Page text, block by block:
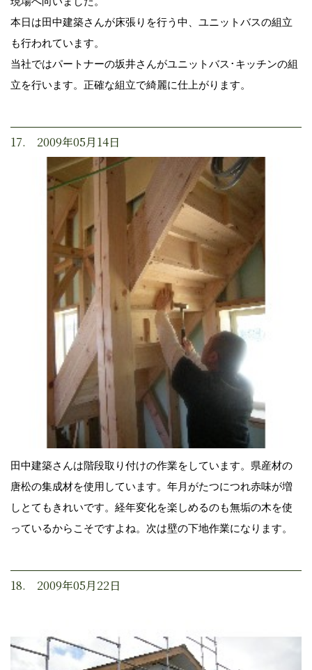
本日は田中建築さんが床張りを行う中、ユニットバスの組立
も行われています。
当社ではパートナーの坂井さんがユニットバス･キッチンの組
立を行います。正確な組立で綺麗に仕上がります。
17. 2009年05月14日
田中建築さんは階段取り付けの作業をしています。県産材の
唐松の集成材を使用しています。年月がたつにつれ赤味が増
しとてもきれいです。経年変化を楽しめるのも無垢の木を使
っているからこそですよね。次は壁の下地作業になります。
18. 2009年05月22日